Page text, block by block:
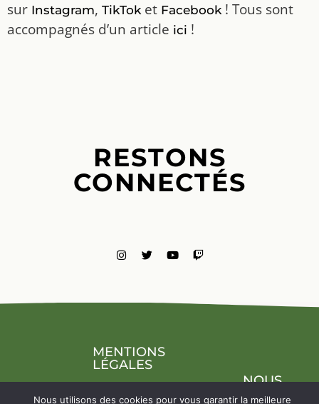
sur Instagram, TikToket Facebook! Tous sont
accompagnés d’un article ici !
RESTONS
CONNECTÉS
MENTIONS
LÉGALES
NOUS
Nous utilisons des cookies pour vous garantir la meilleure